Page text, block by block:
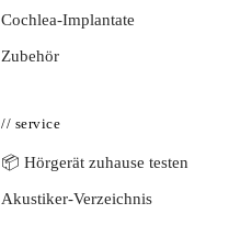
Cochlea-Implantate
Zubehör
// service
📦 Hörgerät zuhause testen
Akustiker-Verzeichnis